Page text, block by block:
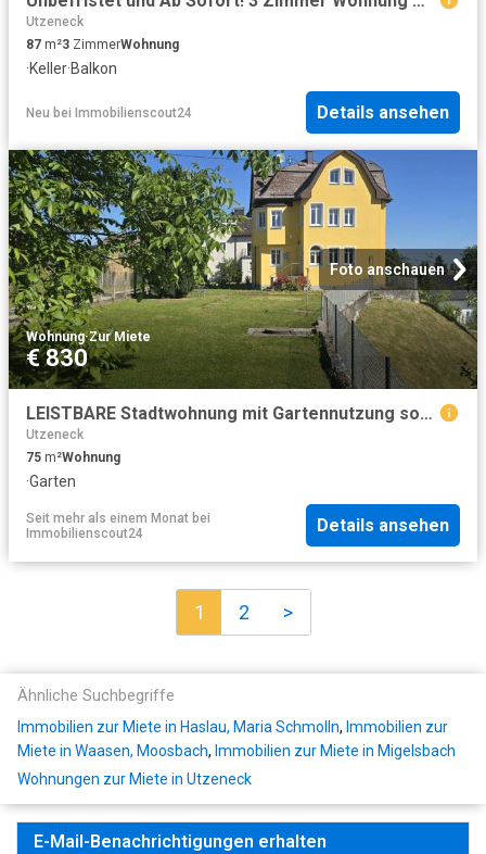
Utzeneck
87 m²3 ZimmerWohnung
·Keller·Balkon
Neu bei Immobilienscout24 Details ansehen
Foto anschauen
Wohnung·Zur Miete
€ 830
LEISTBARE Stadtwohnung mit Gartennutzung sofort zu beziehen!
Utzeneck
75 m²Wohnung
·Garten
Seit mehr als einem Monat bei
Immobilienscout24
Details ansehen
1 2 >
Ähnliche Suchbegriffe
Immobilien zur Miete in Haslau, Maria Schmolln, Immobilien zur
Miete in Waasen, Moosbach, Immobilien zur Miete in Migelsbach
Wohnungen zur Miete in Utzeneck
E-Mail-Benachrichtigungen erhalten